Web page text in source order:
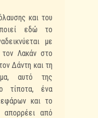
και του
εδώ το
με
Λακάν στο
Δάντη και τη
αυτό της
τίποτα, ένα
και το
απορρέει από